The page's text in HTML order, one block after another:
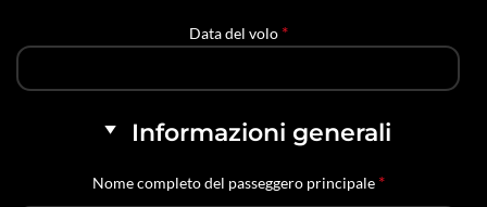
Data del volo *
Informazioni generali
Nome completo del passeggero principale *